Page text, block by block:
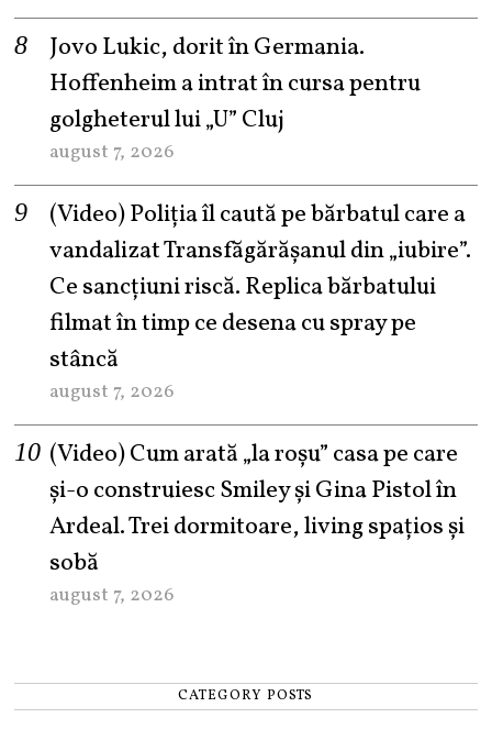
Jovo Lukic, dorit în Germania.
Hoffenheim a intrat în cursa pentru
golgheterul lui „U” Cluj
august 7, 2026
(Video) Poliția îl caută pe bărbatul care a
vandalizat Transfăgărășanul din „iubire”.
Ce sancțiuni riscă. Replica bărbatului
filmat în timp ce desena cu spray pe
stâncă
august 7, 2026
(Video) Cum arată „la roşu” casa pe care
şi-o construiesc Smiley şi Gina Pistol în
Ardeal. Trei dormitoare, living spațios și
sobă
august 7, 2026
CATEGORY POSTS